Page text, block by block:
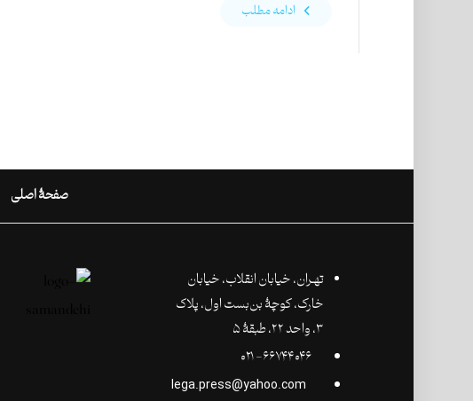
ادامه مطلب
صفحۀ اصلی
تهـران،‌ خیابان انقلاب، خیابان
خارک، کوچۀ بن‌بست اول، پلاک
۳، واحد ۲۲، طبقۀ ۵